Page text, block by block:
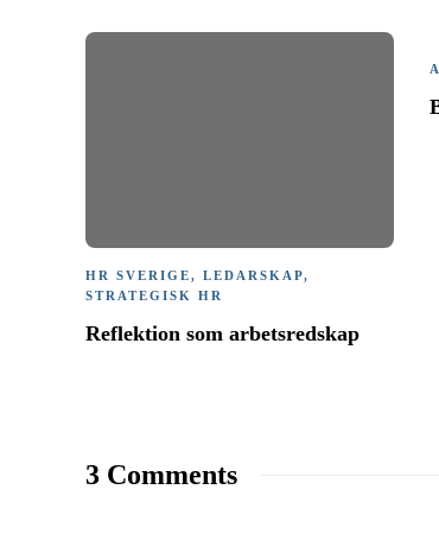
HR SVERIGE, LEDARSKAP,
STRATEGISK HR
Reflektion som arbetsredskap
3 Comments